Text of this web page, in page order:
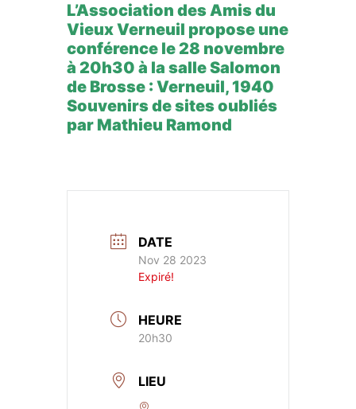
L’Association des Amis du
Vieux Verneuil propose une
conférence le 28 novembre
à 20h30 à la salle Salomon
de Brosse : Verneuil, 1940
Souvenirs de sites oubliés
par Mathieu Ramond
DATE
Nov 28 2023
Expiré!
HEURE
20h30
LIEU